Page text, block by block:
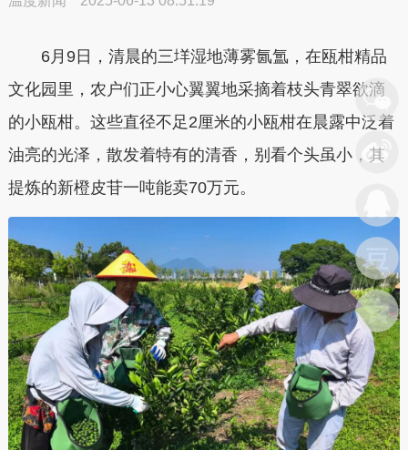
6月9日，清晨的三垟湿地薄雾氤氲，在瓯柑精品
文化园里，农户们正小心翼翼地采摘着枝头青翠欲滴
的小瓯柑。这些直径不足2厘米的小瓯柑在晨露中泛着
油亮的光泽，散发着特有的清香， 别看个头虽小，其
提炼的新橙皮苷一吨能卖70万元。